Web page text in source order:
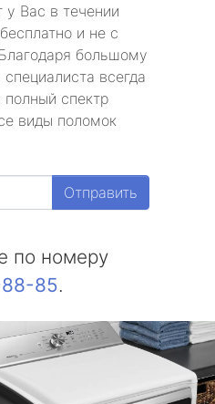
Вас в течении
и не с
большому
всегда
полный спектр
виды поломок
Отправить
по номеру
85.